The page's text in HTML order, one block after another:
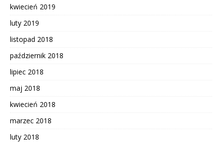
kwiecień 2019
luty 2019
listopad 2018
październik 2018
lipiec 2018
maj 2018
kwiecień 2018
marzec 2018
luty 2018